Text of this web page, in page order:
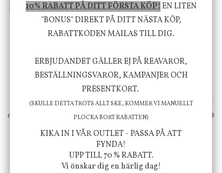
INFO KÖP INFO KÖP
välbefinnande för dig och ditt hem! Med
inspiration från naturen och dess färgpalett
erbjuder vi omsorgsfullt utvalda produkter som
ökar trivsel i ditt hem och ger det lilla extra för
att öka ditt välmående!
10% RABATT PÅ DITT FÖRSTA KÖP!EN LITEN
"BONUS" DIREKT PÅ DITT NÄSTA KÖP,
RABATTKODEN MAILAS TILL DIG.
ERBJUDANDET GÄLLER EJ PÅ REAVAROR,
BESTÄLLNINGSVAROR, KAMPANJER OCH
PRESENTKORT.
(SKULLE DETTA TROTS ALLT SKE, KOMMER VI MANUELLT
PLOCKA BORT RABATTEN)
KIKA IN I VÅR OUTLET - PASSA PÅ ATT
FYNDA!
UPP TILL 70 % RABATT.
Vi önskar dig en härlig dag!